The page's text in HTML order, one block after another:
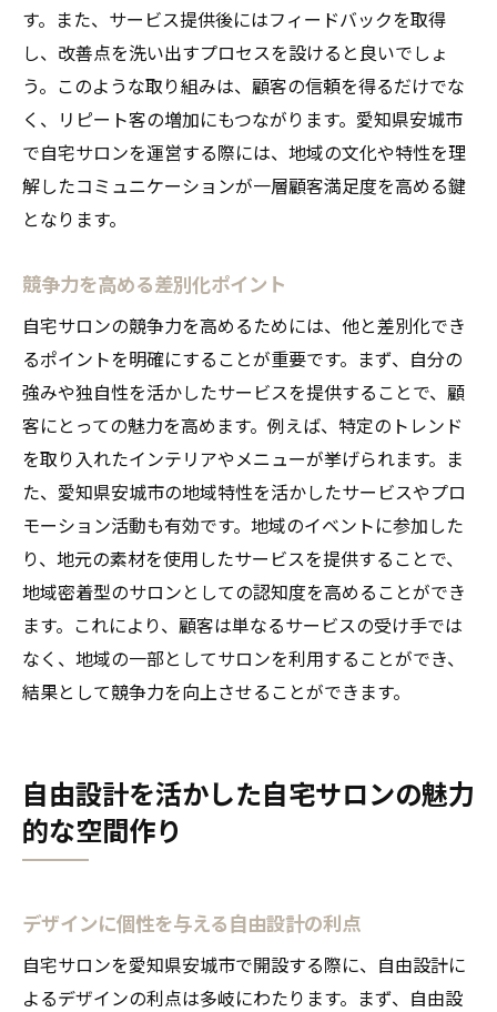
す。また、サービス提供後にはフィードバックを取得
し、改善点を洗い出すプロセスを設けると良いでしょ
う。このような取り組みは、顧客の信頼を得るだけでな
く、リピート客の増加にもつながります。愛知県安城市
で自宅サロンを運営する際には、地域の文化や特性を理
解したコミュニケーションが一層顧客満足度を高める鍵
となります。
競争力を高める差別化ポイント
自宅サロンの競争力を高めるためには、他と差別化でき
るポイントを明確にすることが重要です。まず、自分の
強みや独自性を活かしたサービスを提供することで、顧
客にとっての魅力を高めます。例えば、特定のトレンド
を取り入れたインテリアやメニューが挙げられます。ま
た、愛知県安城市の地域特性を活かしたサービスやプロ
モーション活動も有効です。地域のイベントに参加した
り、地元の素材を使用したサービスを提供することで、
地域密着型のサロンとしての認知度を高めることができ
ます。これにより、顧客は単なるサービスの受け手では
なく、地域の一部としてサロンを利用することができ、
結果として競争力を向上させることができます。
自由設計を活かした自宅サロンの魅力
的な空間作り
デザインに個性を与える自由設計の利点
自宅サロンを愛知県安城市で開設する際に、自由設計に
よるデザインの利点は多岐にわたります。まず、自由設